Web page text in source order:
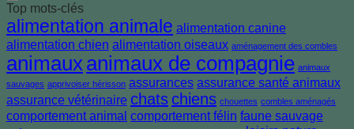
Top mots-clés
alimentation animale alimentation canine
alimentation chien alimentation oiseaux aménagement des combles
animaux animaux de compagnie animaux
sauvages apprivoiser hérisson assurances assurance santé animaux
assurance vétérinaire chats chiens chouettes combles aménagés
comportement animal comportement félin faune sauvage